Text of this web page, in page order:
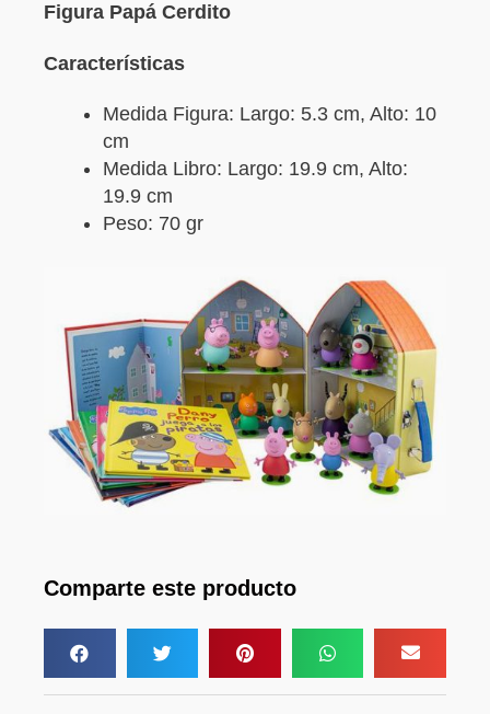
Figura Papá Cerdito
Características
Medida Figura: Largo: 5.3 cm, Alto: 10
cm
Medida Libro: Largo: 19.9 cm, Alto:
19.9 cm
Peso: 70 gr
Comparte este producto